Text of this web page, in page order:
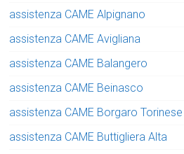
assistenza CAME Alpignano
assistenza CAME Avigliana
assistenza CAME Balangero
assistenza CAME Beinasco
assistenza CAME Borgaro Torinese
assistenza CAME Buttigliera Alta